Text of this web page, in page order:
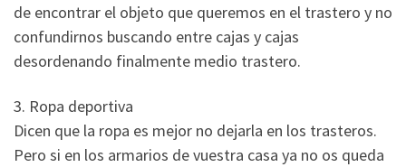
de encontrar el objeto que queremos en el trastero y no
confundirnos buscando entre cajas y cajas
desordenando finalmente medio trastero.
3. Ropa deportiva
Dicen que la ropa es mejor no dejarla en los trasteros.
Pero si en los armarios de vuestra casa ya no os queda